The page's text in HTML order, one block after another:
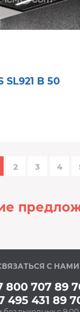
SL921 B 50
2 3 4
В
С НАМИ
800 707 89
495 431 89